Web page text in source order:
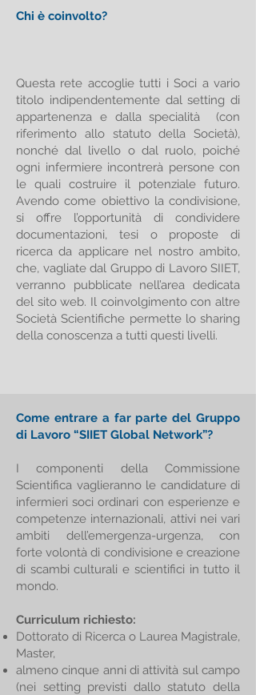
Chi è coinvolto?
Questa rete accoglie tutti i Soci a vario
titolo indipendentemente dal setting di
appartenenza e dalla specialità (con
riferimento allo statuto della Società),
nonché dal livello o dal ruolo, poiché
ogni infermiere incontrerà persone con
le quali costruire il potenziale futuro.
Avendo come obiettivo la condivisione,
si offre l’opportunità di condividere
documentazioni, tesi o proposte di
ricerca da applicare nel nostro ambito,
che, vagliate dal Gruppo di Lavoro SIIET,
verranno pubblicate nell’area dedicata
del sito web. Il coinvolgimento con altre
Società Scientifiche permette lo sharing
della conoscenza a tutti questi livelli.
Come entrare a far parte del Gruppo
di Lavoro “SIIET Global Network”?
I componenti della Commissione
Scientifica vaglieranno le candidature di
infermieri soci ordinari con esperienze e
competenze internazionali, attivi nei vari
ambiti dell’emergenza-urgenza, con
forte volontà di condivisione e creazione
di scambi culturali e scientifici in tutto il
mondo.
Curriculum richiesto:
Dottorato di Ricerca o Laurea Magistrale,
Master,
almeno cinque anni di attività sul campo
(nei setting previsti dallo statuto della